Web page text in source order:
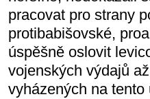
pracovat pro strany
protibabišovské,
úspěšně oslovit
vojenských výdajů
vyházených na